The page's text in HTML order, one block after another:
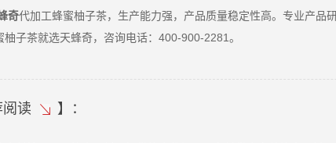
奇代加工蜂蜜柚子茶，生产能力强，产品质量稳定性高。专业产品
柚子茶就选天蜂奇，咨询电话：400-900-2281。
读 】：